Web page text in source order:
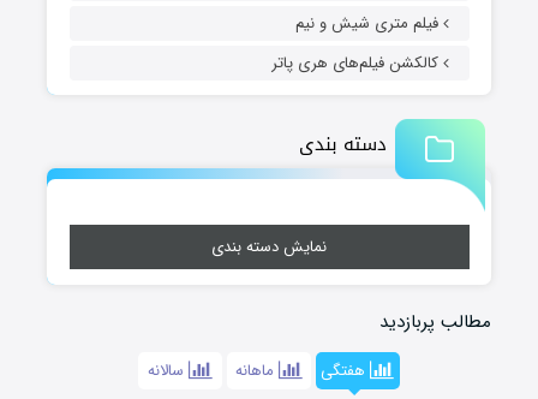
فیلم متری شیش و نیم
کالکشن فیلم‌های هری پاتر
دسته بندی
نمایش دسته بندی
مطالب پربازدید
هفتگی ماهانه سالانه